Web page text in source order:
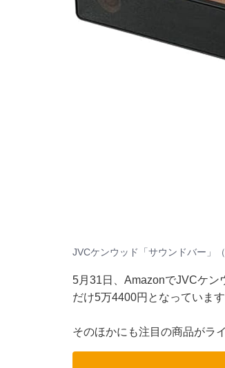
JVCケンウッド「サウンドバー」
5月31日、 AmazonでJVCケン
だけ5万4400円となっています
そのほかにも注目の商品がラ